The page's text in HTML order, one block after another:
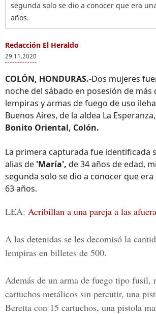
segunda solo se dio a conocer que era
años.
Redacción El Heraldo
29.11.2020
COLÓN, HONDURAS.-Dos mujeres
noche del sábado en posesión de más
lempiras y armas de fuego de uso
Buenos Aires, de la aldea La
Bonito Oriental, Colón.
La primera capturada fue identificada
alias de 'María', de 34 años de edad,
segunda solo se dio a conocer que era
63 años.
LEA: Acribillan a una pareja a las
A las detenidas se les decomisó la
lempiras en billetes de 500.
Además de un arma de fuego tipo fusil,
cartuchos metálicos sin percutir, una
Beretta con 15 cartuchos, una pistola